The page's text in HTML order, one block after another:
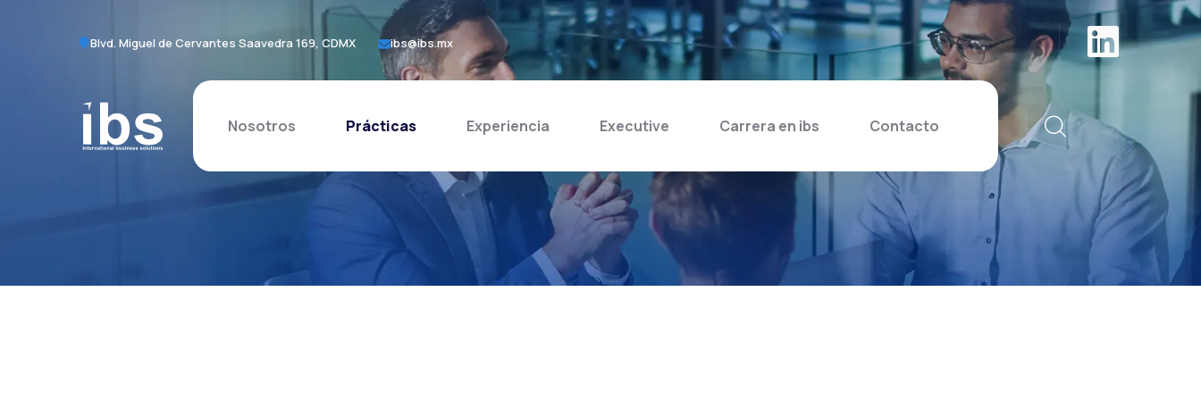
Blvd. Miguel de Cervantes Saavedra 169, CDMX ibs@ibs.mx
Nosotros Prácticas Experiencia Executive Carrera en ibs Contacto